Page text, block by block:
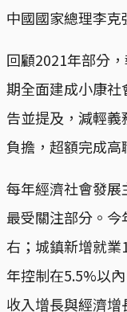
中國國家總理李克
回顧2021年部分
期全面建成小康
告並提及，減輕
負擔，超額完成高
每年經濟社會發
最受關注部分。
右；城鎮新增就
年控制在5.5%以
收入增長與經濟